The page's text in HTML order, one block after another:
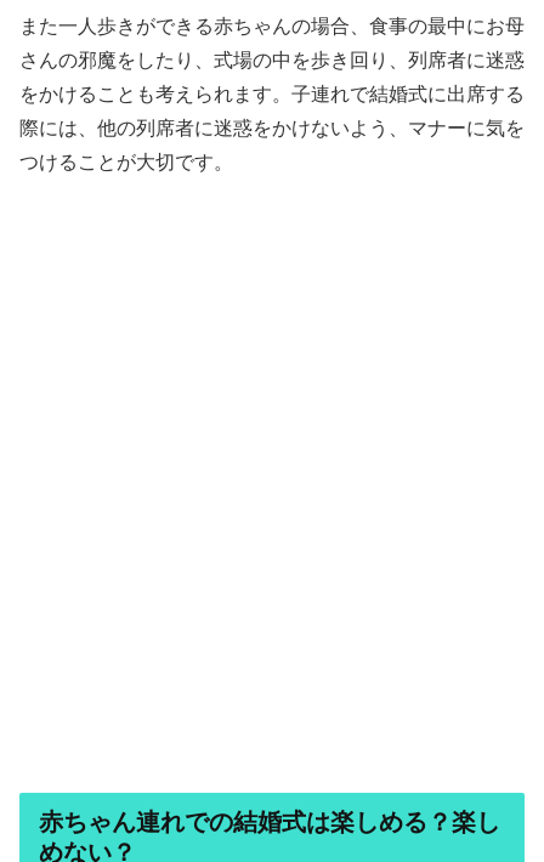
また一人歩きができる赤ちゃんの場合、食事の最中にお母
さんの邪魔をしたり、式場の中を歩き回り、列席者に迷惑
をかけることも考えられます。子連れで結婚式に出席する
際には、他の列席者に迷惑をかけないよう、マナーに気を
つけることが大切です。
赤ちゃん連れでの結婚式は楽しめる？楽し
めない？